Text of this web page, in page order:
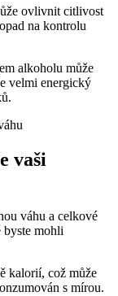
ovlivnit citlivost
na kontrolu
alkoholu může
velmi energický
vaši
váhu a celkové
byste mohli
kalorií, což může
s mírou.